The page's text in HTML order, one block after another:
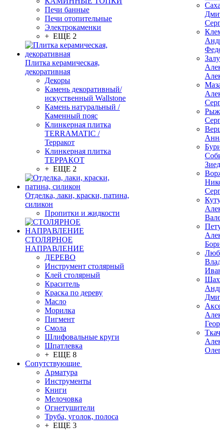
Печи банные
Печи отопительные
Электрокаменки
+ ЕЩЕ 2
Плитка керамическая,
декоративная
Декоры
Камень декоративный/
искуственный Wallstone
Камень натуральный /
Каменный пояс
Клинкерная плитка
TERRAMATIC /
Терракот
Клинкерная плитка
ТЕРРАКОТ
+ ЕЩЕ 2
Отделка, лаки, краски, патина,
силикон
Пропитки и жидкости
СТОЛЯРНОЕ
НАПРАВЛЕНИЕ
ДЕРЕВО
Инструмент столярный
Клей столярный
Краситель
Краска по дереву
Масло
Морилка
Пигмент
Смола
Шлифовальные круги
Шпатлевка
+ ЕЩЕ 8
Сопутствующие
Арматура
Инструменты
Книги
Мелочовка
Огнетушители
Труба, уголок, полоса
+ ЕЩЕ 3